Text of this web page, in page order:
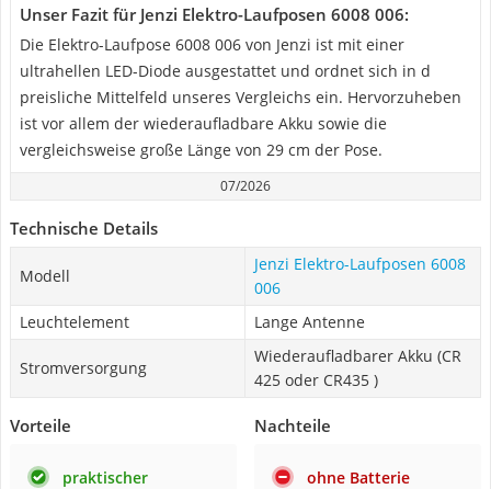
Unser Fazit für Jenzi Elektro-Laufposen 6008 006:
Die Elektro-Laufpose 6008 006 von Jenzi ist mit einer
ultrahellen LED-Diode ausgestattet und ordnet sich in d
preisliche Mittelfeld unseres Vergleichs ein. Hervorzuheben
ist vor allem der wiederaufladbare Akku sowie die
vergleichsweise große Länge von 29 cm der Pose.
07/2026
Technische Details
Modell
Jenzi Elektro-Laufposen 6008
006
Leuchtelement
Lange Antenne
Stromversorgung
Wiederaufladbarer Akku (CR
425 oder CR435 )
Vorteile
praktischer
Nachteile
ohne Batterie